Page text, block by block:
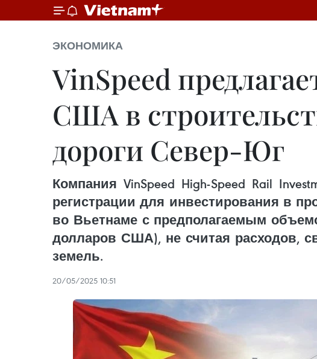
ЭКОНОМИКА
VinSpeed
США в
дороги Север-Юг
Компания VinSpeed High-Speed Rail
регистрации для инвестирования в
во Вьетнаме с предполагаемым
долларов США), не считая расходов,
земель.
20/05/2025 10:51